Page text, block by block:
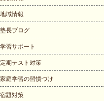
地域情報
塾長ブログ
学習サポート
定期テスト対策
家庭学習の習慣づけ
宿題対策